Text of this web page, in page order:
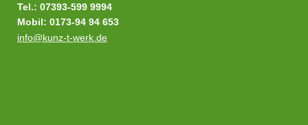
Tel.: 07393-599 9994
Mobil: 0173-94 94 653
info@kunz-t-werk.de